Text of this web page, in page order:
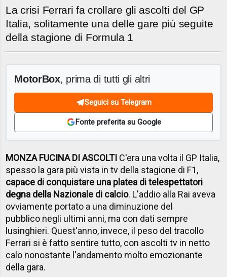
La crisi Ferrari fa crollare gli ascolti del GP
Italia, solitamente una delle gare più seguite
della stagione di Formula 1
MotorBox, prima di tutti gli altri
Seguici su Telegram
Fonte preferita su Google
MONZA FUCINA DI ASCOLTI C'era una volta il GP Italia,
spesso la gara più vista in tv della stagione di F1,
capace di conquistare una platea di telespettatori
degna della Nazionale di calcio. L'addio alla Rai aveva
ovviamente portato a una diminuzione del
pubblico negli ultimi anni, ma con dati sempre
lusinghieri. Quest'anno, invece, il peso del tracollo
Ferrari si è fatto sentire tutto, con ascolti tv in netto
calo nonostante l'andamento molto emozionante
della gara.